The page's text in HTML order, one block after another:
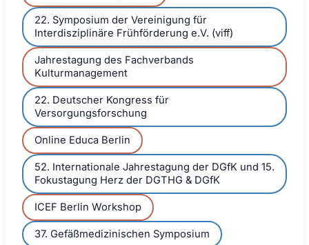
22. Symposium der Vereinigung für
Interdisziplinäre Frühförderung e.V. (viff)
Jahrestagung des Fachverbands
Kulturmanagement
22. Deutscher Kongress für
Versorgungsforschung
Online Educa Berlin
52. Internationale Jahrestagung der DGfK und 15.
Fokustagung Herz der DGTHG & DGfK
ICEF Berlin Workshop
37. Gefäßmedizinischen Symposium